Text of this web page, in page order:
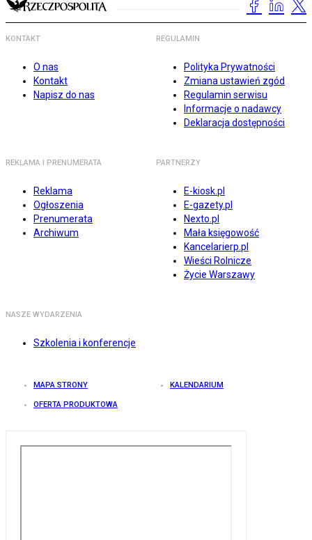
KONTAKT
O nas
Kontakt
Napisz do nas
REGULAMIN
Polityka Prywatności
Zmiana ustawień zgód
Regulamin serwisu
Informacje o nadawcy
Deklaracja dostępności
REKLAMA I PRENUMERATA
Reklama
Ogłoszenia
Prenumerata
Archiwum
PARTNERZY
E-kiosk.pl
E-gazety.pl
Nexto.pl
Mała księgowość
Kancelarierp.pl
Wieści Rolnicze
Życie Warszawy
NASZE WYDARZENIA
Szkolenia i konferencje
MAPA STRONY KALENDARIUM
OFERTA PRODUKTOWA